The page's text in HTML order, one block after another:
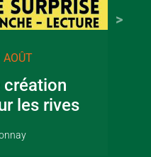
AOÛT
création
les rives